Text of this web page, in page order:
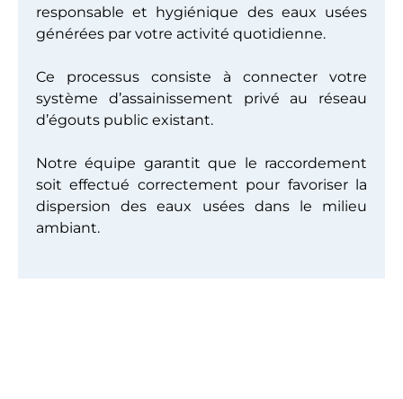
responsable et hygiénique des eaux usées
générées par votre activité quotidienne.
Ce processus consiste à connecter votre
système d’assainissement privé au réseau
d’égouts public existant.
Notre équipe garantit que le raccordement
soit effectué correctement pour favoriser la
dispersion des eaux usées dans le milieu
ambiant.